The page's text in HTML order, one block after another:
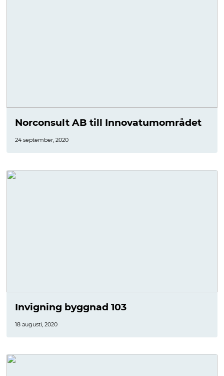
Norconsult AB till Innovatumområdet
24 september, 2020
Invigning byggnad 103
18 augusti, 2020